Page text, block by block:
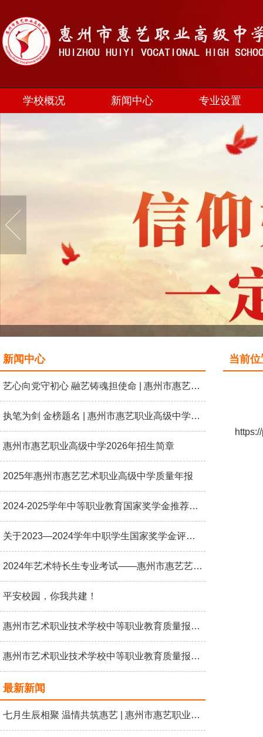
学校概况 新闻中心 专业设置
新闻中心
艺心向党守初心 融艺铸魂担使命 | 惠州市惠艺职业高级中学开展“艺心向党 礼赞七一”主题党日活动
执笔为剑 金榜题名 | 惠州市惠艺职业高级中学2026高考送考
惠州市惠艺职业高级中学2026年招生简章
2025年惠州市惠艺艺术职业高级中学质量年报
2024-2025学年中等职业教育国家奖学金推荐学生名单公示
关于2023—2024学年中职学生国家奖学金评选结果公示
2024年艺术特长生专业考试——惠州市惠艺艺术职业高级中学
平安校园，你我共建！
惠州市艺术职业技术学校中等职业教育质量报告 （2023年度）
惠州市艺术职业技术学校中等职业教育质量报告 （2023年度）
最新新闻
七月生辰相聚 温情共筑惠艺 | 惠州市惠艺职业高级中学七月教职工生日会
当前